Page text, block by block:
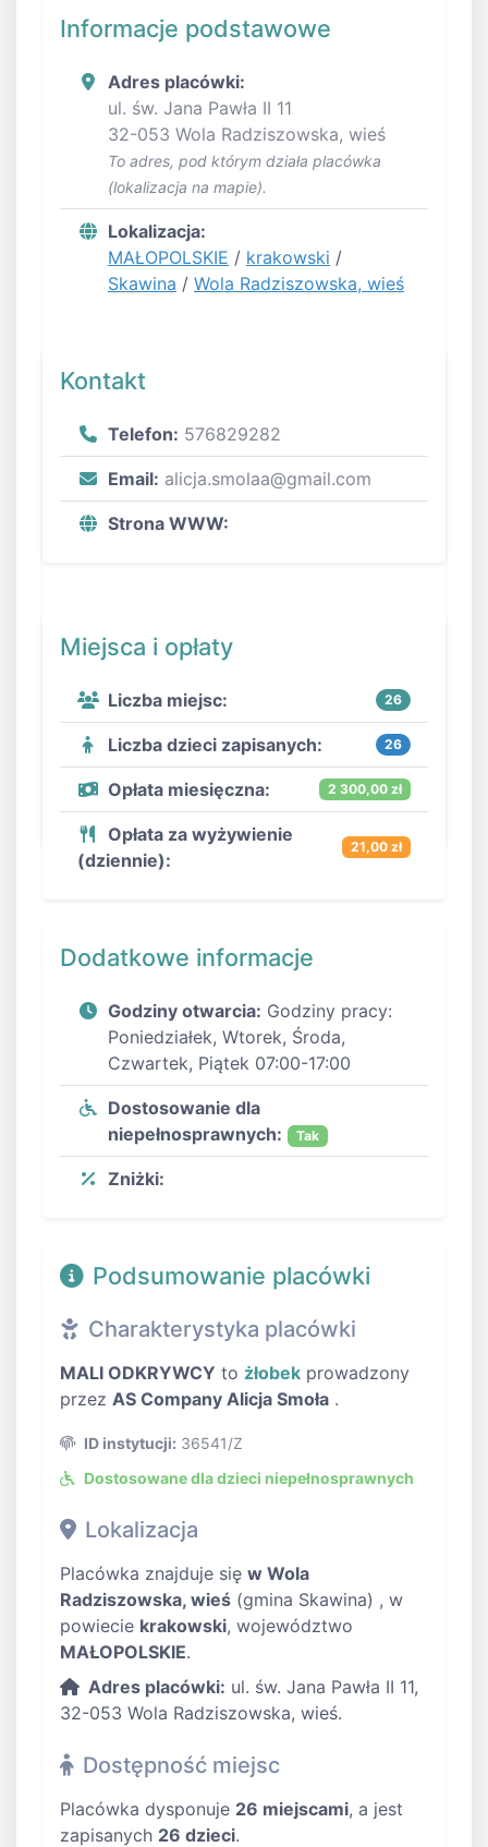
Informacje podstawowe
Adres placówki:
ul. św. Jana Pawła II 11
32-053 Wola Radziszowska, wieś
To adres, pod którym działa placówka
(lokalizacja na mapie).
Lokalizacja:
MAŁOPOLSKIE / krakowski /
Skawina / Wola Radziszowska, wieś
Kontakt
Telefon: 576829282
Email: alicja.smolaa@gmail.com
Strona WWW:
Miejsca i opłaty
Liczba miejsc: 26
Liczba dzieci zapisanych: 26
Opłata miesięczna: 2 300,00 zł
Opłata za wyżywienie
(dziennie):
21,00 zł
Dodatkowe informacje
Godziny otwarcia: Godziny pracy:
Poniedziałek, Wtorek, Środa,
Czwartek, Piątek 07:00-17:00
Dostosowanie dla
niepełnosprawnych:
Tak
Zniżki:
Podsumowanie placówki
Charakterystyka placówki
MALI ODKRYWCY to żłobek prowadzony
przez AS Company Alicja Smoła .
ID instytucji: 36541/Z
Dostosowane dla dzieci niepełnosprawnych
Lokalizacja
Placówka znajduje się w Wola
Radziszowska, wieś (gmina Skawina) , w
powiecie krakowski, województwo
MAŁOPOLSKIE.
Adres placówki: ul. św. Jana Pawła II 11,
32-053 Wola Radziszowska, wieś.
Dostępność miejsc
Placówka dysponuje 26 miejscami, a jest
zapisanych 26 dzieci.